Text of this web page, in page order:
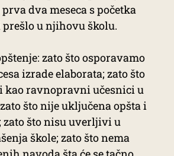
dva meseca s početka
prešlo u njihovu školu.
zato što osporavamo
izrade elaborata; zato što
kao ravnopravni učesnici u
što nije uključena opšta i
zato što nisu uverljivi u
škole; zato što nema